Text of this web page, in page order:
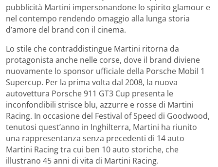
pubblicità Martini impersonandone lo spirito glamour e
nel contempo rendendo omaggio alla lunga storia
d’amore del brand con il cinema.
Lo stile che contraddistingue Martini ritorna da
protagonista anche nelle corse, dove il brand diviene
nuovamente lo sponsor ufficiale della Porsche Mobil 1
Supercup. Per la prima volta dal 2008, la nuova
autovettura Porsche 911 GT3 Cup presenta le
inconfondibili strisce blu, azzurre e rosse di Martini
Racing. In occasione del Festival of Speed di Goodwood,
tenutosi quest’anno in Inghilterra, Martini ha riunito
una rappresentanza senza precedenti di 14 auto
Martini Racing tra cui ben 10 auto storiche, che
illustrano 45 anni di vita di Martini Racing.